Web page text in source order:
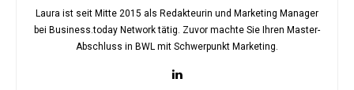
Laura ist seit Mitte 2015 als Redakteurin und Marketing Manager
bei Business.today Network tätig. Zuvor machte Sie Ihren Master-
Abschluss in BWL mit Schwerpunkt Marketing.